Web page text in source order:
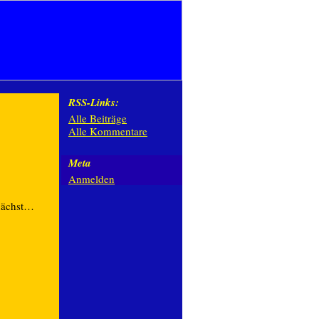
RSS-Links:
Alle Beiträge
Alle Kommentare
Meta
Anmelden